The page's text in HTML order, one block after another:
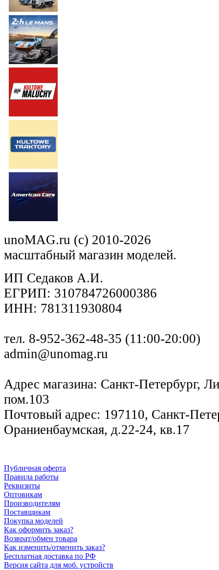
unoMAG.ru (c) 2010-2026
масштабный магазин моделей.
ИП Седаков А.И.
ЕГРИП: 310784726000386
ИНН: 781311930804
тел. 8-952-362-48-35 (11:00-20:00)
admin@unomag.ru
Адрес магазина: Санкт-Петербург,
пом.103
Почтовый адрес: 197110, Санкт-
Ораниенбаумская, д.22-24, кв.17
Публичная оферта
Правила работы
Реквизиты
Оптовикам
Производителям
Поставщикам
Покупка моделей
Как оформить заказ?
Возврат/обмен товара
Как изменить/отменить заказ?
Бесплатная доставка по РФ
Версия сайта для моб. устройств